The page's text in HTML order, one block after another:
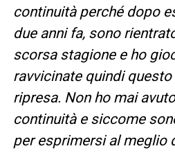
continuità perché dopo
due anni fa, sono
scorsa stagione e ho
ravvicinate quindi
ripresa. Non ho mai
continuità e siccome
per esprimersi al meglio